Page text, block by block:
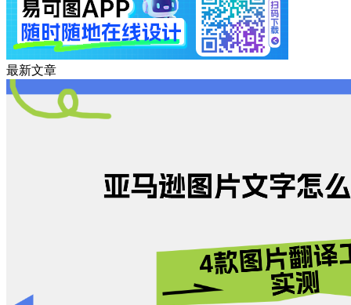
最新文章